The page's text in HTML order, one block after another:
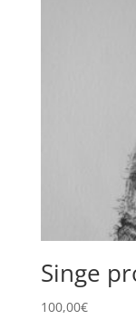
Singe
100,00€